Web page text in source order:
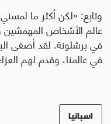
وتابع: «لكن أكثر ما
عالم الأشخاص المهمشين
في برشلونة. لقد أصغى
في عالمنا، وقدم لهم
اسبانيا